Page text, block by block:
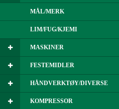
MÅL/MERK
LIM/FUG/KJEMI
MASKINER
FESTEMIDLER
HÅNDVERKTØY/DIVERSE
KOMPRESSOR